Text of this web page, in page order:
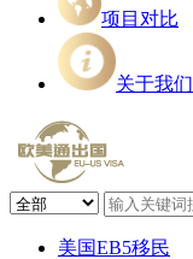
项目对比
关于我们
美国EB5移民